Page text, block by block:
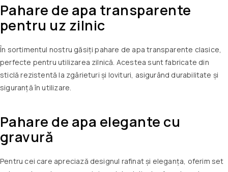
Pahare de apa transparente
pentru uz zilnic
În sortimentul nostru găsiți pahare de apa transparente clasice,
perfecte pentru utilizarea zilnică. Acestea sunt fabricate din
sticlă rezistentă la zgârieturi și lovituri, asigurând durabilitate și
siguranță în utilizare.
Pahare de apa elegante cu
gravură
Pentru cei care apreciază designul rafinat și eleganța, oferim set